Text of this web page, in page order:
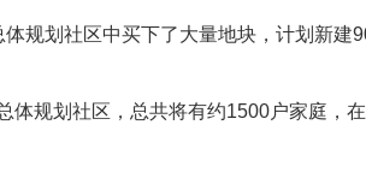
规划社区中买下了大量地块，计划新
规划社区，总共将有约1500户家庭，